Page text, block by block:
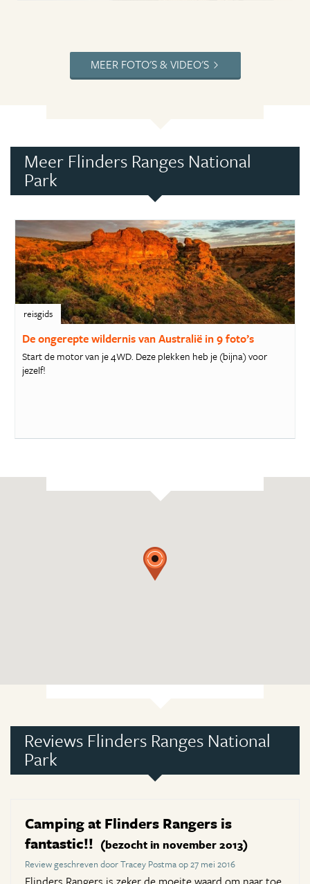
MEER FOTO'S & VIDEO'S
Meer Flinders Ranges National
Park
reisgids
De ongerepte wildernis van Australië in 9 foto’s
Start de motor van je 4WD. Deze plekken heb je (bijna) voor
jezelf!
Reviews Flinders Ranges National
Park
Camping at Flinders Rangers is
fantastic!! (bezocht in november 2013)
Review geschreven door Tracey Postma op 27 mei 2016